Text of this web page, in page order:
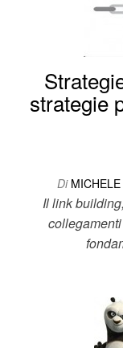
strategie
Di
Il link